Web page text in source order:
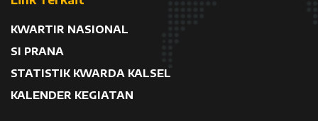
KWARTIR NASIONAL
SI PRANA
STATISTIK KWARDA KALSEL
KALENDER KEGIATAN